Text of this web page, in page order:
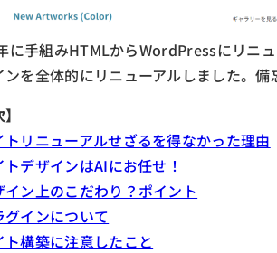
に手組みHTMLからWordPressにリニ
ンを全体的にリニューアルしました。備
トリニューアルせざるを得なかった理由
トデザインはAIにお任せ！
イン上のこだわり？ポイント
グインについて
ト構築に注意したこと